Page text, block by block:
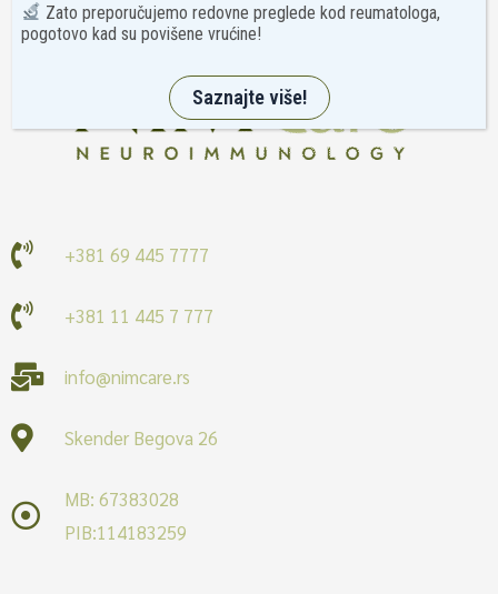
+381 69 445 7777
+381 11 445 7 777
info@nimcare.rs
Skender Begova 26
MB: 67383028
PIB:114183259
Zato preporučujemo redovne preglede kod reumatologa,
pogotovo kad su povišene vrućine!
Saznajte više!